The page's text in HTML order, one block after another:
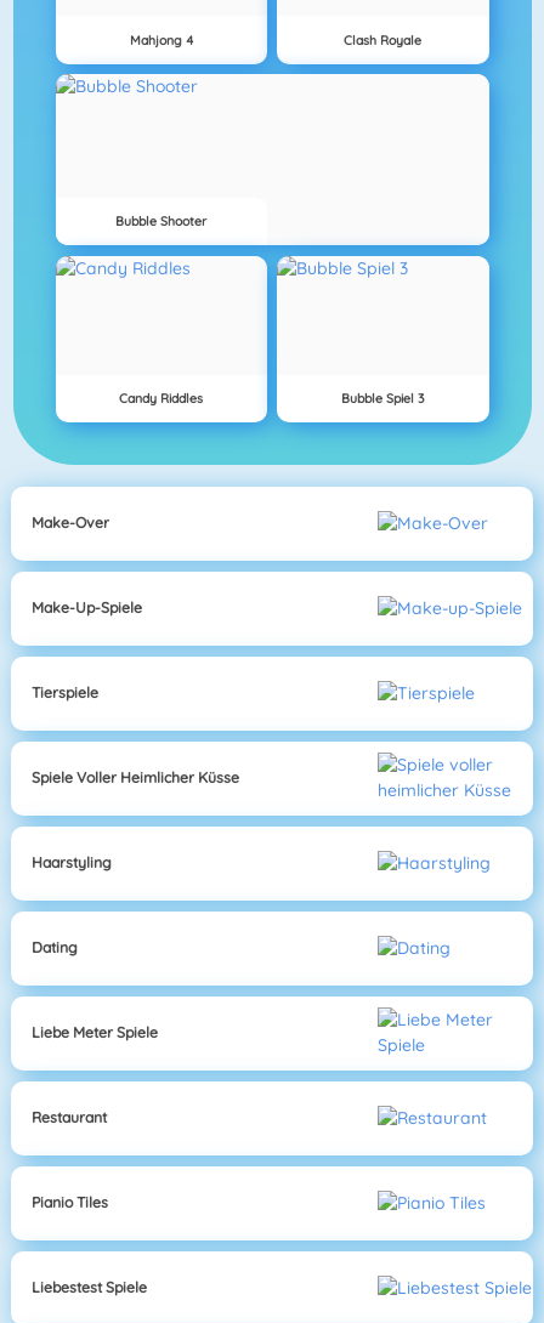
Mahjong 4 Clash Royale
Bubble Shooter
Candy Riddles Bubble Spiel 3
Make-Over
Make-Up-Spiele
Tierspiele
Spiele Voller Heimlicher Küsse
Haarstyling
Dating
Liebe Meter Spiele
Restaurant
Pianio Tiles
Liebestest Spiele